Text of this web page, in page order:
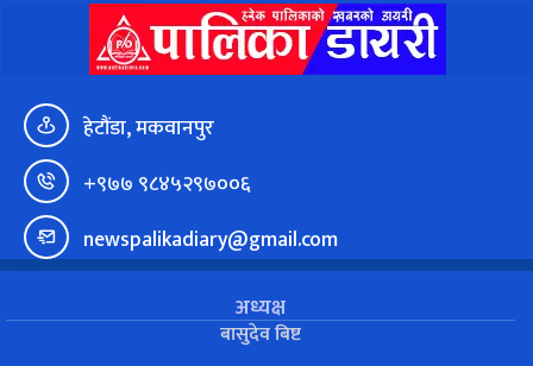
हेटौंडा, मकवानपुर
+९७७ ९८४५२९७००६
newspalikadiary@gmail.com
अध्यक्ष
बासुदेव बिष्ट